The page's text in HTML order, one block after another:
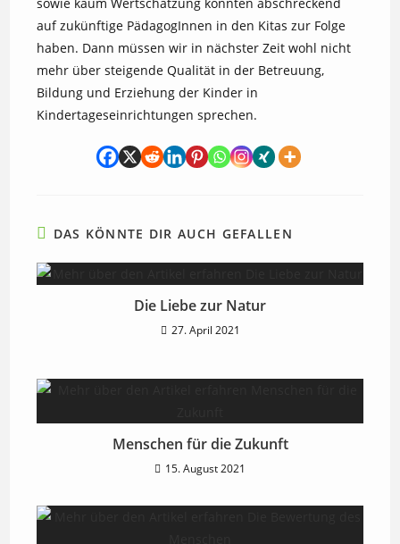
auf zukünftige PädagogInnen in den Kitas zur Folge
haben. Dann müssen wir in nächster Zeit wohl nicht
mehr über steigende Qualität in der Betreuung,
Bildung und Erziehung der Kinder in
Kindertageseinrichtungen sprechen.
DAS KÖNNTE DIR AUCH GEFALLEN
Die Liebe zur Natur
27. April 2021
Menschen für die Zukunft
15. August 2021